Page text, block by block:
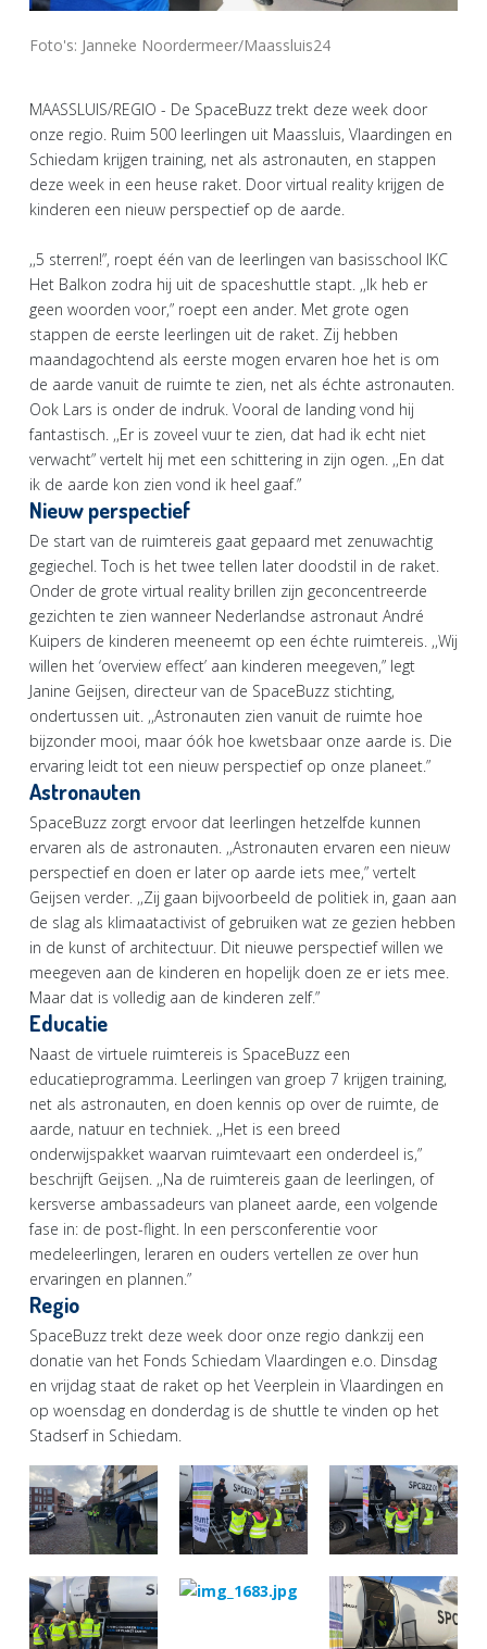
Foto's: Janneke Noordermeer/Maassluis24
MAASSLUIS/REGIO - De SpaceBuzz trekt deze week door
onze regio. Ruim 500 leerlingen uit Maassluis, Vlaardingen en
Schiedam krijgen training, net als astronauten, en stappen
deze week in een heuse raket. Door virtual reality krijgen de
kinderen een nieuw perspectief op de aarde.
,,5 sterren!”, roept één van de leerlingen van basisschool IKC
Het Balkon zodra hij uit de spaceshuttle stapt. ,,Ik heb er
geen woorden voor,” roept een ander. Met grote ogen
stappen de eerste leerlingen uit de raket. Zij hebben
maandagochtend als eerste mogen ervaren hoe het is om
de aarde vanuit de ruimte te zien, net als échte astronauten.
Ook Lars is onder de indruk. Vooral de landing vond hij
fantastisch. ,,Er is zoveel vuur te zien, dat had ik echt niet
verwacht” vertelt hij met een schittering in zijn ogen. ,,En dat
ik de aarde kon zien vond ik heel gaaf.”
Nieuw perspectief
De start van de ruimtereis gaat gepaard met zenuwachtig
gegiechel. Toch is het twee tellen later doodstil in de raket.
Onder de grote virtual reality brillen zijn geconcentreerde
gezichten te zien wanneer Nederlandse astronaut André
Kuipers de kinderen meeneemt op een échte ruimtereis. ,,Wij
willen het ‘overview effect’ aan kinderen meegeven,” legt
Janine Geijsen, directeur van de SpaceBuzz stichting,
ondertussen uit. ,,Astronauten zien vanuit de ruimte hoe
bijzonder mooi, maar óók hoe kwetsbaar onze aarde is. Die
ervaring leidt tot een nieuw perspectief op onze planeet.”
Astronauten
SpaceBuzz zorgt ervoor dat leerlingen hetzelfde kunnen
ervaren als de astronauten. ,,Astronauten ervaren een nieuw
perspectief en doen er later op aarde iets mee,” vertelt
Geijsen verder. ,,Zij gaan bijvoorbeeld de politiek in, gaan aan
de slag als klimaatactivist of gebruiken wat ze gezien hebben
in de kunst of architectuur. Dit nieuwe perspectief willen we
meegeven aan de kinderen en hopelijk doen ze er iets mee.
Maar dat is volledig aan de kinderen zelf.”
Educatie
Naast de virtuele ruimtereis is SpaceBuzz een
educatieprogramma. Leerlingen van groep 7 krijgen training,
net als astronauten, en doen kennis op over de ruimte, de
aarde, natuur en techniek. ,,Het is een breed
onderwijspakket waarvan ruimtevaart een onderdeel is,”
beschrijft Geijsen. ,,Na de ruimtereis gaan de leerlingen, of
kersverse ambassadeurs van planeet aarde, een volgende
fase in: de post-flight. In een persconferentie voor
medeleerlingen, leraren en ouders vertellen ze over hun
ervaringen en plannen.”
Regio
SpaceBuzz trekt deze week door onze regio dankzij een
donatie van het Fonds Schiedam Vlaardingen e.o. Dinsdag
en vrijdag staat de raket op het Veerplein in Vlaardingen en
op woensdag en donderdag is de shuttle te vinden op het
Stadserf in Schiedam.